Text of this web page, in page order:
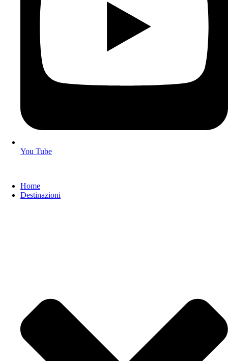
You Tube
Home
Destinazioni